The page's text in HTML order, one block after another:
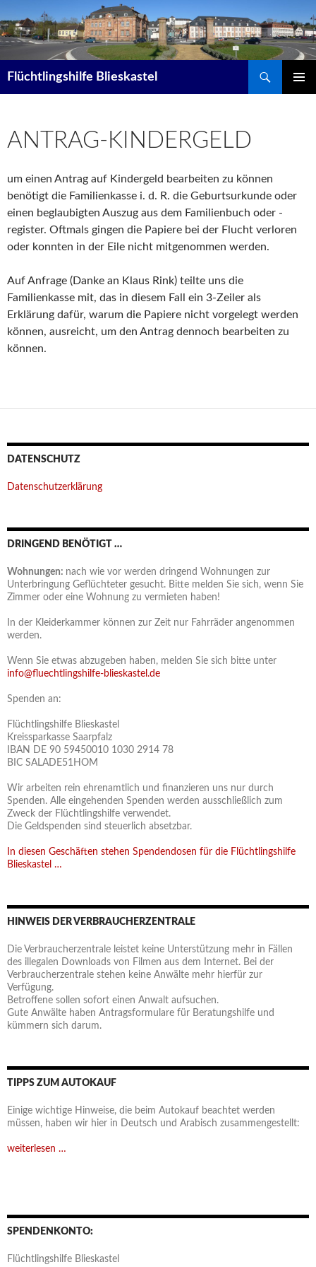
Flüchtlingshilfe Blieskastel
ANTRAG-KINDERGELD
um einen Antrag auf Kindergeld bearbeiten zu können
benötigt die Familienkasse i. d. R. die Geburtsurkunde oder
einen beglaubigten Auszug aus dem Familienbuch oder -
register. Oftmals gingen die Papiere bei der Flucht verloren
oder konnten in der Eile nicht mitgenommen werden.
Auf Anfrage (Danke an Klaus Rink) teilte uns die
Familienkasse mit, das in diesem Fall ein 3-Zeiler als
Erklärung dafür, warum die Papiere nicht vorgelegt werden
können, ausreicht, um den Antrag dennoch bearbeiten zu
können.
DATENSCHUTZ
Datenschutzerklärung
DRINGEND BENÖTIGT …
Wohnungen: nach wie vor werden dringend Wohnungen zur
Unterbringung Geflüchteter gesucht. Bitte melden Sie sich, wenn Sie
Zimmer oder eine Wohnung zu vermieten haben!
In der Kleiderkammer können zur Zeit nur Fahrräder angenommen
werden.
Wenn Sie etwas abzugeben haben, melden Sie sich bitte unter
info@fluechtlingshilfe-blieskastel.de
Spenden an:
Flüchtlingshilfe Blieskastel
Kreissparkasse Saarpfalz
IBAN DE 90 59450010 1030 2914 78
BIC SALADE51HOM
Wir arbeiten rein ehrenamtlich und finanzieren uns nur durch
Spenden. Alle eingehenden Spenden werden ausschließlich zum
Zweck der Flüchtlingshilfe verwendet.
Die Geldspenden sind steuerlich absetzbar.
In diesen Geschäften stehen Spendendosen für die Flüchtlingshilfe
Blieskastel …
HINWEIS DER VERBRAUCHERZENTRALE
Die Verbraucherzentrale leistet keine Unterstützung mehr in Fällen
des illegalen Downloads von Filmen aus dem Internet. Bei der
Verbraucherzentrale stehen keine Anwälte mehr hierfür zur
Verfügung.
Betroffene sollen sofort einen Anwalt aufsuchen.
Gute Anwälte haben Antragsformulare für Beratungshilfe und
kümmern sich darum.
TIPPS ZUM AUTOKAUF
Einige wichtige Hinweise, die beim Autokauf beachtet werden
müssen, haben wir hier in Deutsch und Arabisch zusammengestellt:
weiterlesen …
SPENDENKONTO:
Flüchtlingshilfe Blieskastel